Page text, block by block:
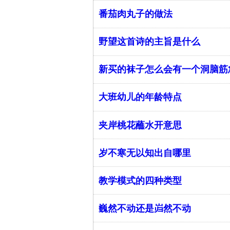
番茄肉丸子的做法
野望这首诗的主旨是什么
新买的袜子怎么会有一个洞脑
大班幼儿的年龄特点
夹岸桃花蘸水开意思
岁不寒无以知出自哪里
教学模式的四种类型
巍然不动还是岿然不动